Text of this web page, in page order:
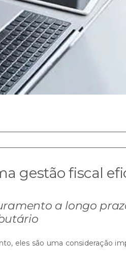
gestão fiscal
a longo
eles são uma consideração